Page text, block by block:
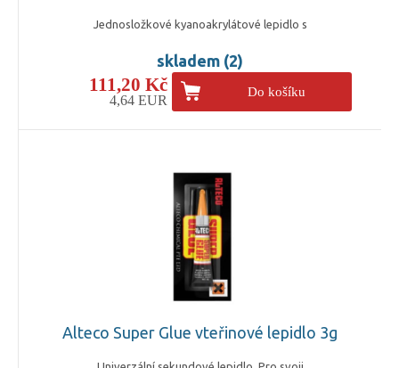
Jednosložkové kyanoakrylátové lepidlo s
skladem (2)
111,20 Kč
4,64 EUR
Do košíku
Alteco Super Glue vteřinové lepidlo 3g